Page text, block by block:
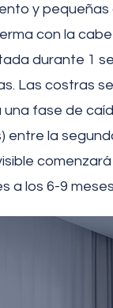
y
con la
durante 1
Las costras
una fase de
entre la
a los 6-9